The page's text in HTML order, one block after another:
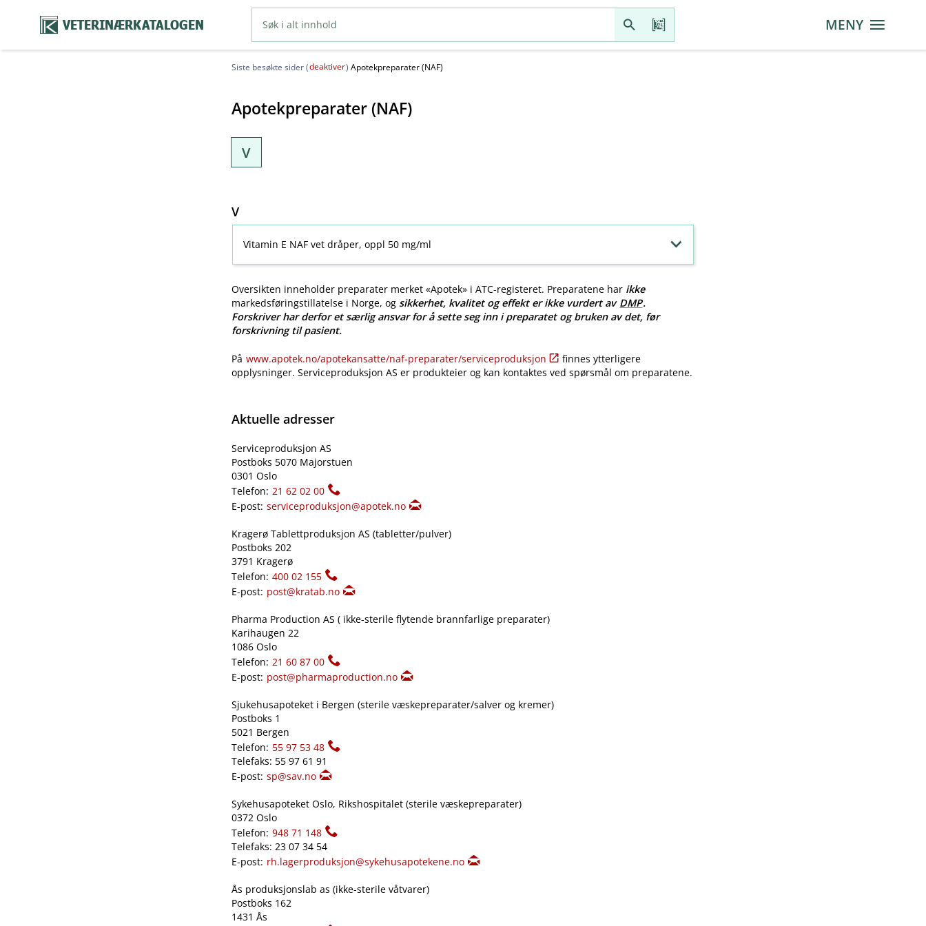
VETERINÆRKATALOGEN MENY
Siste besøkte sider (deaktiver) Apotekpreparater (NAF)
Apotekpreparater (NAF)
V
V
Vitamin E NAF vet dråper, oppl 50 mg/ml
Oversikten inneholder preparater merket «Apotek» i ATC-registeret. Preparatene har ikke
markedsføringstillatelse i Norge, ogsikkerhet, kvalitet og effekt er ikke vurdert av DMP.
Forskriver har derfor et særlig ansvar for å sette seg inn i preparatet og bruken av det, før
forskrivning til pasient.
På www.apotek.no​/​apotekansatte​/​naf-preparater​/​serviceproduksjon
finnes ytterligere
opplysninger. Serviceproduksjon AS er produkteier og kan kontaktes ved spørsmål om preparatene.
Aktuelle adresser
Serviceproduksjon AS
Postboks 5070 Majorstuen
0301 Oslo
Telefon: 21 62 02 00
E-post: serviceproduksjon@apotek.no
Kragerø Tablettproduksjon AS (tabletter​/​pulver)
Postboks 202
3791 Kragerø
Telefon: 400 02 155
E-post: post@kratab.no
Pharma Production AS ( ikke-sterile flytende brannfarlige preparater)
Karihaugen 22
1086 Oslo
Telefon: 21 60 87 00
E-post: post@pharmaproduction.no
Sjukehusapoteket i Bergen (sterile væskepreparater​/​salver og kremer)
Postboks 1
5021 Bergen
Telefon: 55 97 53 48
Telefaks: 55 97 61 91
E-post: sp@sav.no
Sykehusapoteket Oslo, Rikshospitalet (sterile væskepreparater)
0372 Oslo
Telefon: 948 71 148
Telefaks: 23 07 34 54
E-post: rh.lagerproduksjon@sykehusapotekene.no
Ås produksjonslab as (ikke-sterile våtvarer)
Postboks 162
1431 Ås